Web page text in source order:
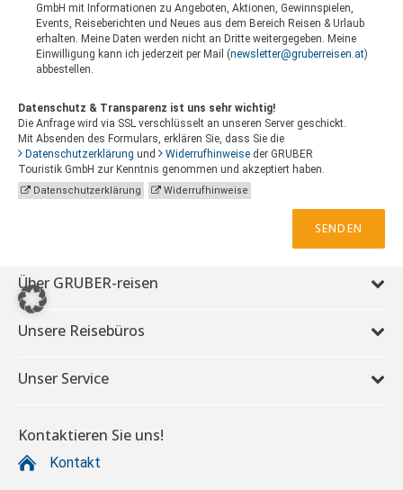
GmbH mit Informationen zu Angeboten, Aktionen, Gewinnspielen,
Events, Reiseberichten und Neues aus dem Bereich Reisen & Urlaub
erhalten. Meine Daten werden nicht an Dritte weitergegeben. Meine
Einwilligung kann ich jederzeit per Mail (newsletter@gruberreisen.at)
abbestellen.
Datenschutz & Transparenz ist uns sehr wichtig!
Die Anfrage wird via SSL verschlüsselt an unseren Server geschickt.
Mit Absenden des Formulars, erklären Sie, dass Sie die
Datenschutzerklärung und Widerrufhinweise der GRUBER
Touristik GmbH zur Kenntnis genommen und akzeptiert haben.
Datenschutzerklärung Widerrufhinweise
SENDEN
Über GRUBER-reisen
Unsere Reisebüros
Unser Service
Kontaktieren Sie uns!
Kontakt